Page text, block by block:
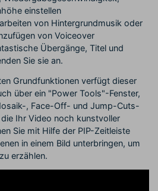
einstellen
von Hintergrundmusik oder
von Voiceover
Übergänge, Titel und
Sie sie an.
Grundfunktionen verfügt dieser
über ein "Power Tools"-Fenster,
, Face-Off- und Jump-Cuts-
Ihr Video noch kunstvoller
Sie mit Hilfe der PIP-Zeitleiste
in einem Bild unterbringen, um
erzählen.